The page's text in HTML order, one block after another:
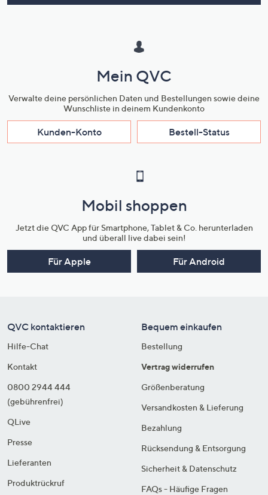
Mein QVC
Verwalte deine persönlichen Daten und Bestellungen sowie deine
Wunschliste in deinem Kundenkonto
Kunden-Konto Bestell-Status
Mobil shoppen
Jetzt die QVC App für Smartphone, Tablet & Co. herunterladen
und überall live dabei sein!
Für Apple Für Android
QVC kontaktieren
Hilfe-Chat
Kontakt
0800 2944 444
(gebührenfrei)
QLive
Presse
Lieferanten
Produktrückruf
Bequem einkaufen
Bestellung
Vertrag widerrufen
Größenberatung
Versandkosten & Lieferung
Bezahlung
Rücksendung & Entsorgung
Sicherheit & Datenschutz
FAQs - Häufige Fragen